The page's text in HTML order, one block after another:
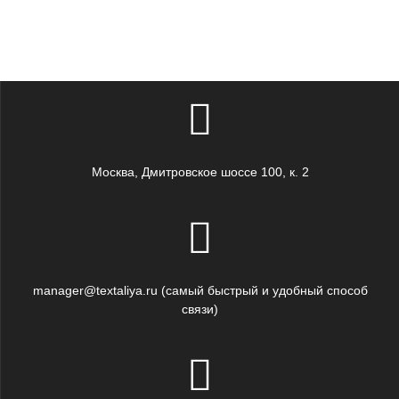
Москва, Дмитровское шоссе 100, к. 2
manager@textaliya.ru (самый быстрый и удобный способ
связи)